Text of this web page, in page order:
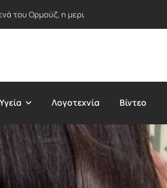
του Ορμούζ, η μερική άρση κυρώσεων
Υγεία Λογοτεχνία Βίντεο